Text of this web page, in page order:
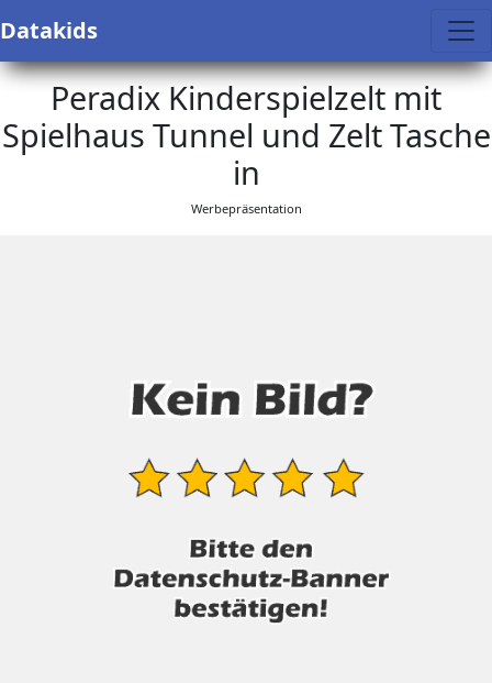
Datakids
Peradix Kinderspielzelt mit
Spielhaus Tunnel und Zelt Tasche
in
Werbepräsentation